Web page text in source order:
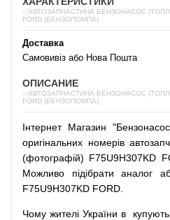
✅АВТОЗАПЧАСТИНА БЕНЗОНАСОС
FORD (БЕНЗОПОМПА)
Доставка
Самовивіз або Нова Пошта
ОПИСАНИЕ
✅АВТОЗАПЧАСТИНА БЕНЗОНАСОС
FORD (БЕНЗОПОМПА)
Інтернет Магазин "Бензонасос
оригінальних номерів
(фотографій) F75U9H307KD
Можливо
підібрати аналог
F75U9H307KD FORD.
Чому жителі України в купують